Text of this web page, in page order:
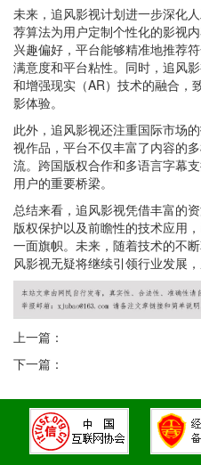
未来，追风影视计划进一步深化
荐算法为用户定制个性化的影视
兴趣偏好，平台能够精准地推荐
满意度和平台粘性。同时，追风
和增强现实（AR）技术的融合，
影体验。
此外，追风影视还注重国际市场
视作品，平台不仅丰富了内容的
流。跨国版权合作和多语言字幕
用户的重要桥梁。
总结来看，追风影视凭借丰富的
版权保护以及前瞻性的技术应用
一面旗帜。未来，随着技术的不
风影视无疑将继续引领行业发展
上一篇：
下一篇：